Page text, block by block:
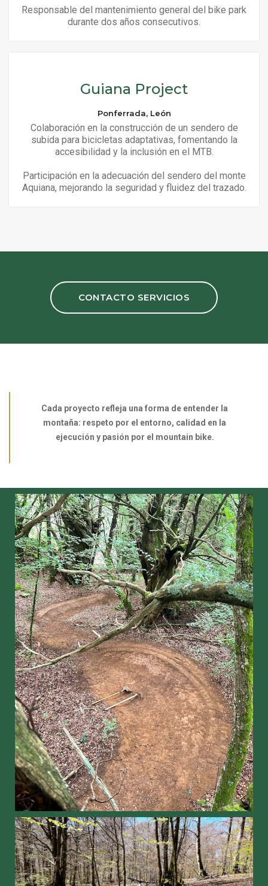
Responsable del mantenimiento general del bike park
durante dos años consecutivos.
Guiana Project
Ponferrada, León
Colaboración en la construcción de un sendero de
subida para bicicletas adaptativas, fomentando la
accesibilidad y la inclusión en el MTB.
Participación en la adecuación del sendero del monte
Aquiana, mejorando la seguridad y fluidez del trazado.
CONTACTO SERVICIOS
Cada proyecto refleja una forma de entender la
montaña: respeto por el entorno, calidad en la
ejecución y pasión por el mountain bike.